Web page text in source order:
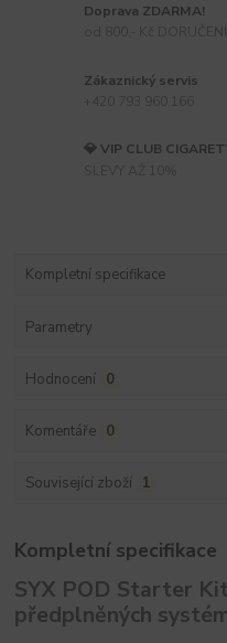
Doprava ZDARMA!
Zákaznický servis
💎 VIP CLUB
Kompletní specifikace
Parametry
Hodnocení 0
Komentáře 0
Související zboží 1
Kompletní specifikace
SYX POD Starter
předplněných